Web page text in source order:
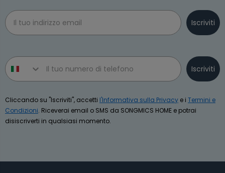
Email
Iscriviti
Phone number
Iscriviti
Cliccando su "Iscriviti", accetti l'Informativa sulla Privacy e i Termini e
Condizioni. Riceverai email o SMS da SONGMICS HOME e potrai
disiscriverti in qualsiasi momento.